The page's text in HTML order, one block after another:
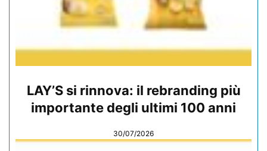
LAY’S si rinnova: il rebranding più
importante degli ultimi 100 anni
30/07/2026